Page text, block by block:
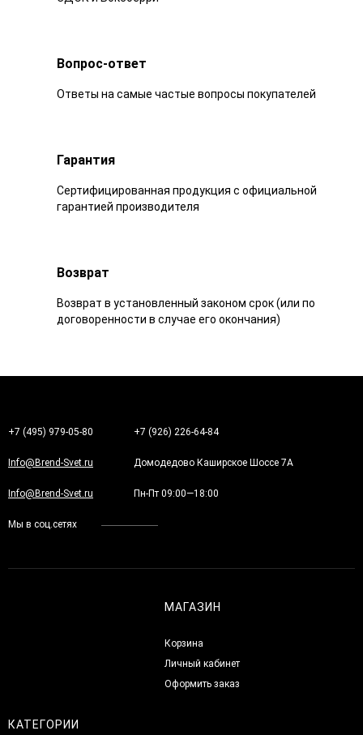
Вопрос-ответ
Ответы на самые частые вопросы покупателей
Гарантия
Сертифицированная продукция с официальной
гарантией производителя
Возврат
Возврат в установленный законом срок (или по
договоренности в случае его окончания)
+7 (495) 979-05-80 +7 (926) 226-64-84
Info@Brend-Svet.ru Домодедово Каширское Шоссе 7А
Info@Brend-Svet.ru Пн-Пт 09:00—18:00
Мы в соц.сетях
МАГАЗИН
Корзина
Личный кабинет
Оформить заказ
КАТЕГОРИИ